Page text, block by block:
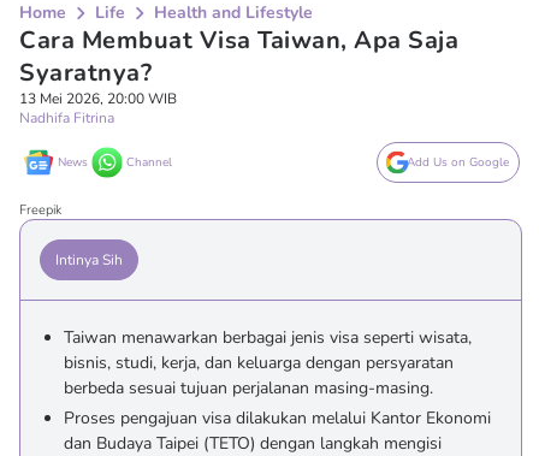
Home Life Health and Lifestyle
Cara Membuat Visa Taiwan, Apa Saja
Syaratnya?
13 Mei 2026, 20:00 WIB
Nadhifa Fitrina
News Channel Add Us on Google
Freepik
Intinya Sih
Taiwan menawarkan berbagai jenis visa seperti wisata,
bisnis, studi, kerja, dan keluarga dengan persyaratan
berbeda sesuai tujuan perjalanan masing-masing.
Proses pengajuan visa dilakukan melalui Kantor Ekonomi
dan Budaya Taipei (TETO) dengan langkah mengisi